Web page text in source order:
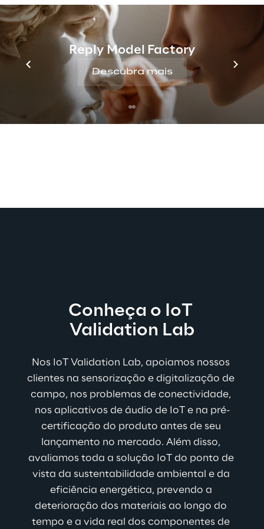
Reply Model Factory
Descubra mais
tecnologias, desde a camada física até os
aplicativos digitais de back-end. Nossos
serviços abrangem diferentes setores, como
Automotivo, Telecomunicações,
Manufatura, Energia, Eletrodomésticos,
Logística, e qualquer outro voltado para a
promoção da inovação tecnológica IoT.
Conheça o IoT
Validation Lab
Nos IoT Validation Lab, apoiamos nossos
clientes na sensorização e digitalização de
campo, nos problemas de conectividade,
nos aplicativos de áudio de IoT e na pré-
certificação do produto antes de seu
lançamento no mercado. Além disso,
avaliamos toda a solução IoT do ponto de
vista da sustentabilidade ambiental e da
eficiência energética, prevendo a
deterioração dos materiais ao longo do
tempo e a vida real dos componentes de